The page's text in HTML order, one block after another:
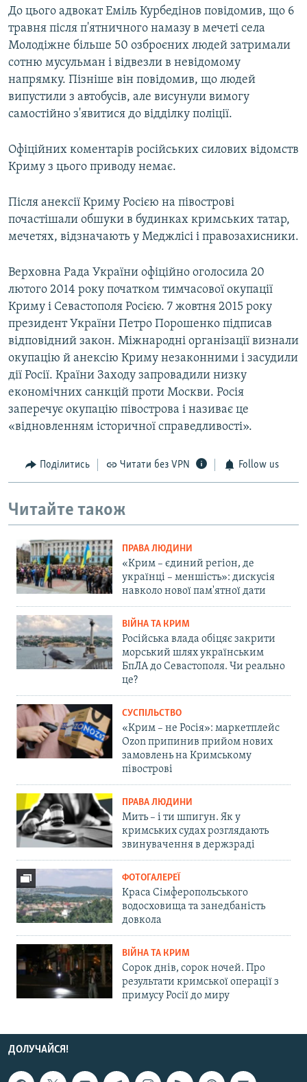
До цього адвокат Еміль Курбедінов повідомив, що 6
травня після п'ятничного намазу в мечеті села
Молодіжне більше 50 озброєних людей затримали
сотню мусульман і відвезли в невідомому
напрямку. Пізніше він повідомив, що людей
випустили з автобусів, але висунули вимогу
самостійно з'явитися до відділку поліції.
Офіційних коментарів російських силових відомств
Криму з цього приводу немає.
Після анексії Криму Росією на півострові
почастішали обшуки в будинках кримських татар,
мечетях, відзначають у Меджлісі і правозахисники.
Верховна Рада України офіційно оголосила 20
лютого 2014 року початком тимчасової окупації
Криму і Севастополя Росією. 7 жовтня 2015 року
президент України Петро Порошенко підписав
відповідний закон. Міжнародні організації визнали
окупацію й анексію Криму незаконними і засудили
дії Росії. Країни Заходу запровадили низку
економічних санкцій проти Москви. Росія
заперечує окупацію півострова і називає це
«відновленням історичної справедливості».
Поділитись Читати без VPN Follow us
Читайте також
ПРАВА ЛЮДИНИ
«Крим – єдиний регіон, де
українці – меншість»: дискусія
навколо нової пам'ятної дати
ВІЙНА ТА КРИМ
Російська влада обіцяє закрити
морський шлях українським
БпЛА до Севастополя. Чи реально
це?
СУСПІЛЬСТВО
«Крим – не Росія»: маркетплейс
Ozon припинив прийом нових
замовлень на Кримському
півострові
ПРАВА ЛЮДИНИ
Мить – і ти шпигун. Як у
кримських судах розглядають
звинувачення в держзраді
ФОТОГАЛЕРЕЇ
Краса Сімферопольського
водосховища та занедбаність
довкола
ВІЙНА ТА КРИМ
Сорок днів, сорок ночей. Про
результати кримської операції з
примусу Росії до миру
ДОЛУЧАЙСЯ!